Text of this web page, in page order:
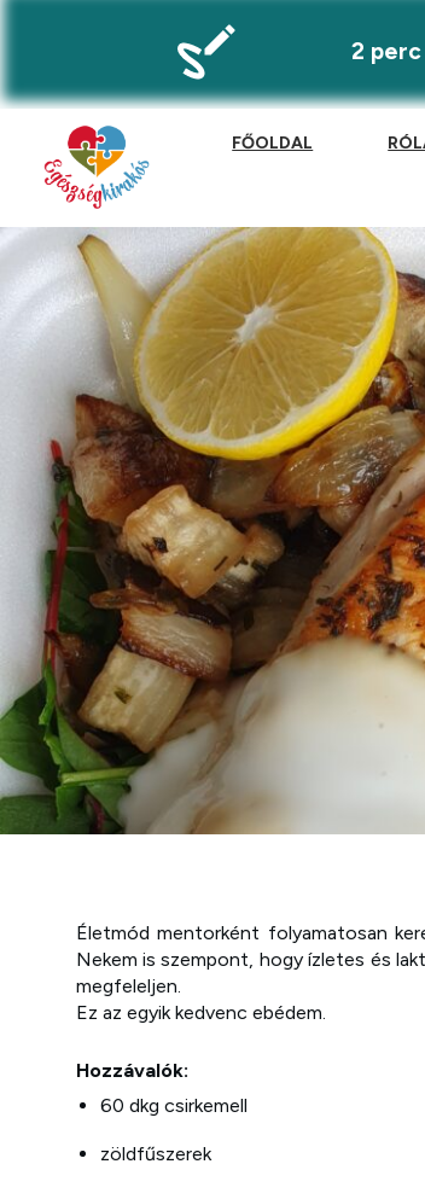
FŐOLDAL
2
Életmód mentorként folyamatosan
Nekem is szempont, hogy ízletes és
megfeleljen.
Ez az egyik kedvenc ebédem.
Hozzávalók:
60 dkg csirkemell
zöldfűszerek